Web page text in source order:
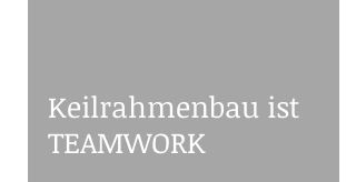
Keilrahmenbau ist
TEAMWORK